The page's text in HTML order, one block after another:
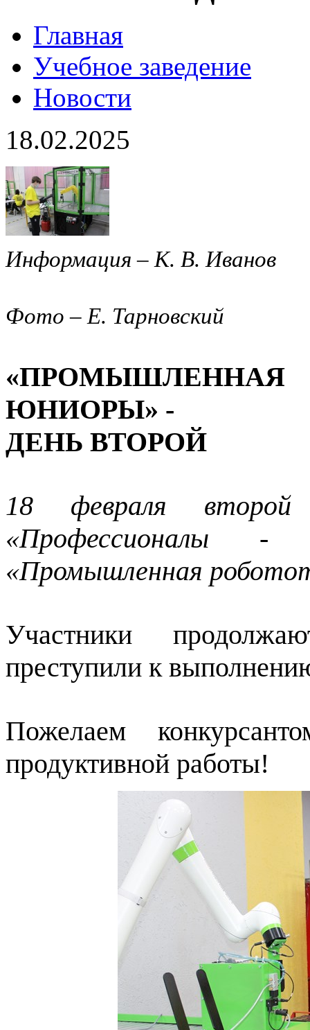
Главная
Учебное заведение
Новости
18.02.2025
Информация – К. В. Иванов
Фото – Е. Тарновский
ЮНИОРЫ» -
ДЕНЬ ВТОРОЙ
18 февраля второй
«Профессионалы
«Промышленная
Участники
преступили к
Пожелаем
продуктивной работы!